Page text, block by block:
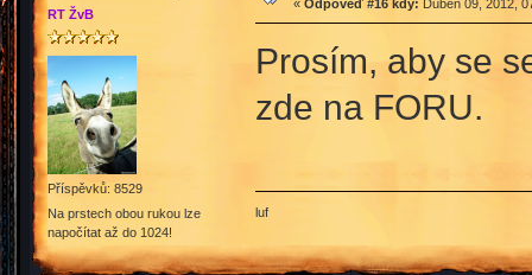
RT ŽvB
Příspěvků: 8529
Na prstech obou rukou lze
napočítat až do 1024!
« Odpověď #16 kdy: Duben 09, 2012,
Prosím, aby se
zde na FORU.
luf